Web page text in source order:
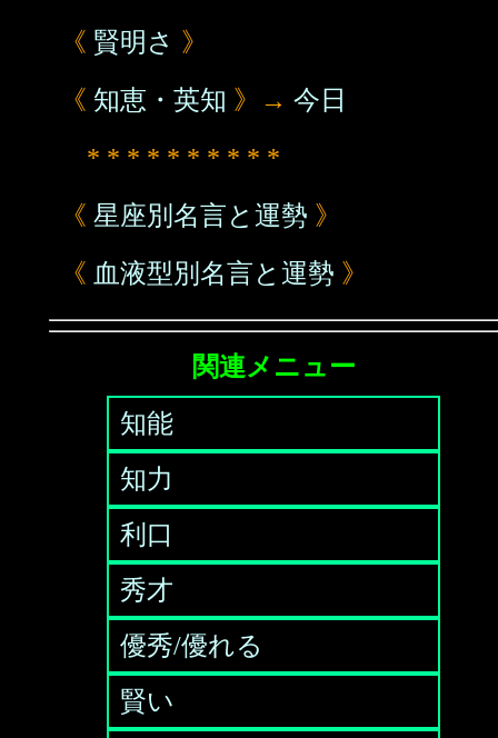
《 賢明さ 》
《 知恵・英知 》→ 今日
* * * * * * * * * *
《 星座別名言と運勢 》
《 血液型別名言と運勢 》
関連メニュー
知能
知力
利口
秀才
優秀/優れる
賢い